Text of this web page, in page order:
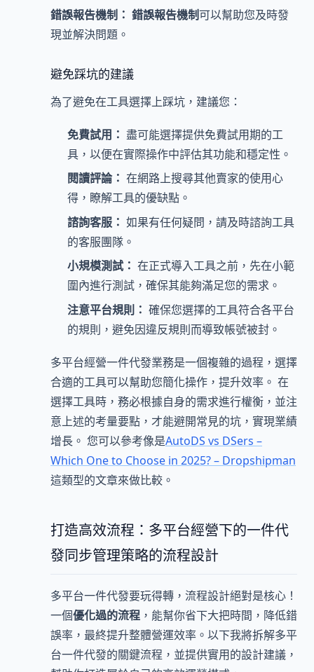
錯誤報告機制： 錯誤報告機制可以幫助您及時發
現並解決問題。
避免踩坑的建議
為了避免在工具選擇上踩坑，建議您：
免費試用： 盡可能選擇提供免費試用期的工
具，以便在實際操作中評估其功能和穩定性。
閱讀評論： 在網路上搜尋其他賣家的使用心
得，瞭解工具的優缺點。
諮詢客服： 如果有任何疑問，請及時諮詢工具
的客服團隊。
小規模測試： 在正式導入工具之前，先在小範
圍內進行測試，確保其能夠滿足您的需求。
注意平台規則： 確保您選擇的工具符合各平台
的規則，避免因違反規則而導致帳號被封。
多平台經營一件代發業務是一個複雜的過程，選擇
合適的工具可以幫助您簡化操作，提升效率。 在
選擇工具時，務必根據自身的需求進行權衡，並注
意上述的考量要點，才能避開常見的坑，實現業績
增長。 您可以參考像是AutoDS vs DSers –
Which One to Choose in 2025? – Dropshipman
這類型的文章來做比較。
打造高效流程：多平台經營下的一件代
發同步管理策略的流程設計
多平台一件代發要玩得轉，流程設計絕對是核心！
一個優化過的流程 ，能幫你省下大把時間，降低錯
誤率，最終提升整體營運效率。以下我將拆解多平
台一件代發的關鍵流程，並提供實用的設計建議，